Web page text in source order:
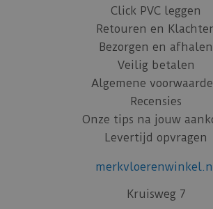
Click PVC leggen
Retouren en
Bezorgen en afhalen
Veilig betalen
Algemene
Recensies
Onze tips na jouw
Levertijd opvragen
Kruisweg 7